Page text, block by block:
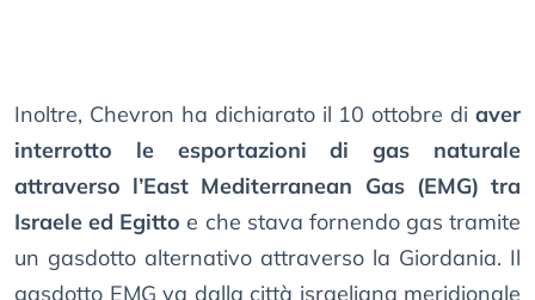
Inoltre, Chevron ha dichiarato il 10 ottobre di aver
interrotto le esportazioni di gas naturale
attraverso l’East Mediterranean Gas (EMG) tra
Israele ed Egitto e che stava fornendo gas tramite
un gasdotto alternativo attraverso la Giordania. Il
gasdotto EMG va dalla città israeliana meridionale